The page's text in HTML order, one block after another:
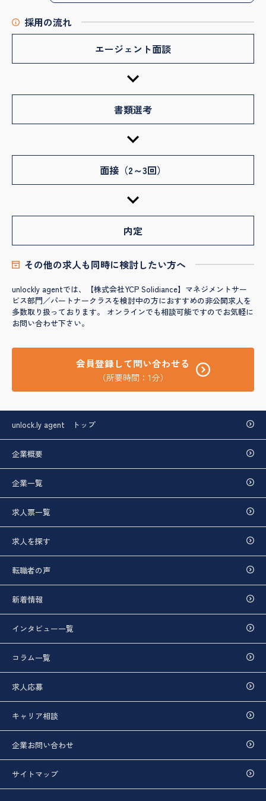
採用の流れ
エージェント面談
書類選考
面接（2～3回）
内定
その他の求人も同時に検討したい方へ
unlockly agentでは、【株式会社YCP Solidiance】マネジメントサー
ビス部門／パートナークラスを検討中の方におすすめの非公開求人を
多数取り扱っております。 オンラインでも相談可能ですのでお気軽に
お問い合わせ下さい。
会員登録して問い合わせる
（所要時間：1分）
unlock.ly agent トップ
企業概要
企業一覧
求人票一覧
求人を探す
転職者の声
新着情報
インタビュー一覧
コラム一覧
求人応募
キャリア相談
企業お問い合わせ
サイトマップ